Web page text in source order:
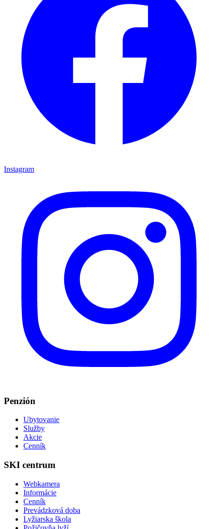
Instagram
Penzión
Ubytovanie
Služby
Akcie
Cenník
SKI centrum
Webkamera
Informácie
Cenník
Prevádzková doba
Lyžiarska škola